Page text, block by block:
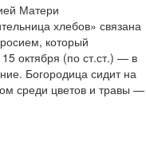
Матери
хлебов» связана
который
октября (по ст.ст.) — в
Богородица сидит на
среди цветов и травы —